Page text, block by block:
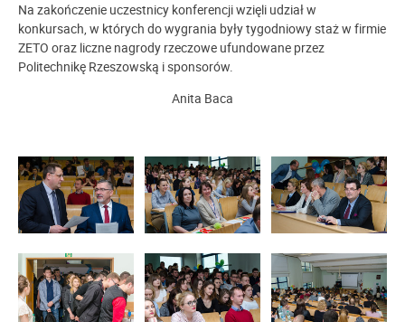
Na zakończenie uczestnicy konferencji wzięli udział w
konkursach, w których do wygrania były tygodniowy staż w firmie
ZETO oraz liczne nagrody rzeczowe ufundowane przez
Politechnikę Rzeszowską i sponsorów.
Anita Baca